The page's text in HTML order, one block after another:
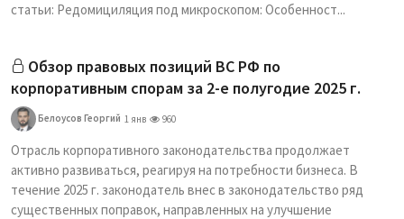
статьи: Редомициляция под микроскопом: Особенност...
Обзор правовых позиций ВС РФ по
корпоративным спорам за 2-е полугодие 2025 г.
Белоусов Георгий 1 янв 960
Отрасль корпоративного законодательства продолжает
активно развиваться, реагируя на потребности бизнеса. В
течение 2025 г. законодатель внес в законодательство ряд
существенных поправок, направленных на улучшение